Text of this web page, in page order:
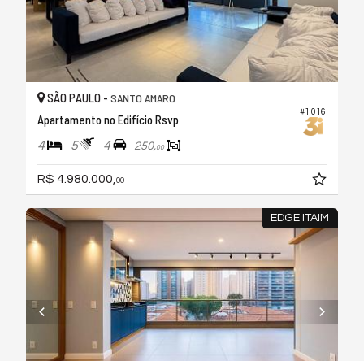
#1.016
SÃO PAULO - SANTO AMARO
Apartamento no Edifício Rsvp
4 5 4 250,00
R$ 4.980.000, 00
EDGE ITAIM